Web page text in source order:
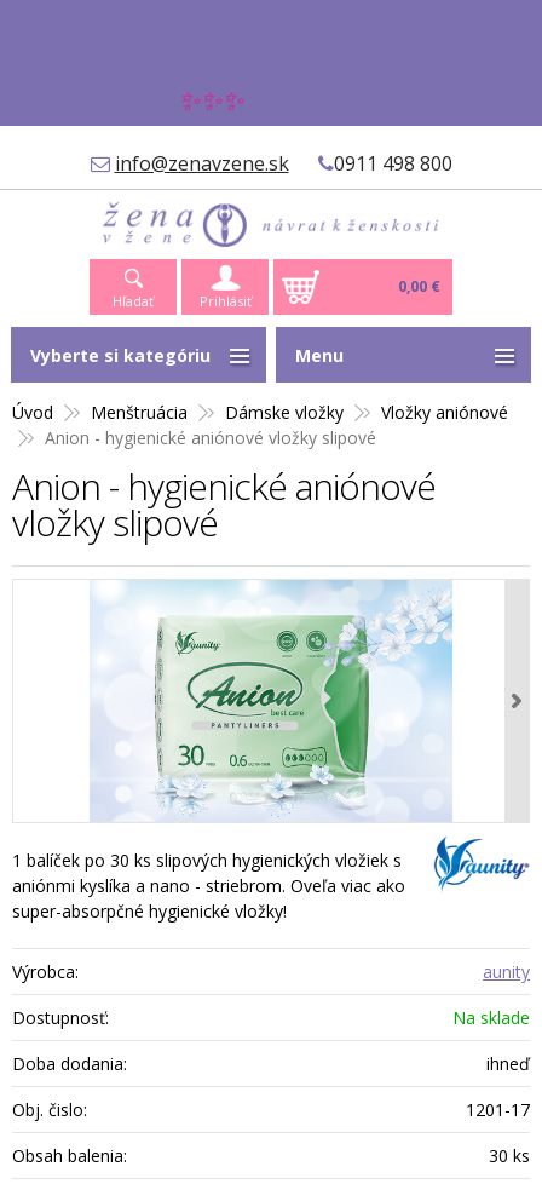
✨✨✨
info@zenavzene.sk 0911 498 800
Hľadať Prihlásiť
0,00 €
Úvod Menštruácia Dámske vložky
Vložky aniónové
Anion - hygienické aniónové vložky slipové
Anion - hygienické aniónové
vložky slipové
1 balíček po 30 ks slipových hygienických vložiek s
aniónmi kyslíka a nano - striebrom. Oveľa viac ako
super-absorpčné hygienické vložky!
Výrobca:
aunity
Dostupnosť:
Na sklade
Doba dodania:
ihneď
Obj. čislo:
1201-17
Obsah balenia:
30 ks
Vyberte si kategóriu Menu